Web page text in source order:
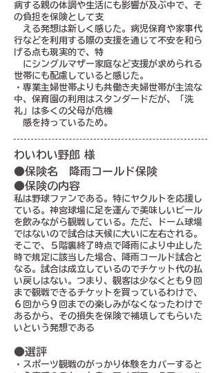
病する親の体調や生活にも影響が及ぶ中で、そ
の負担を保険として支
える発想は新しく感じた。病児保育や家事代
行などを利用する際の支援を通じて不安を和ら
げる点も現実的で、特
にシングルマザー家庭など支援が求められる
世帯にも配慮していると感じた。
・専業主婦世帯よりも共働き夫婦世帯が主流な
中、保育園の利用はスタンダードだが、「洗
礼」は多くの父母が危機
感を持っているため。
わいわい野郎 様
●保険名 降雨コールド保険
●保険の内容
私は野球ファンである。特にヤクルトを応援し
ている。神宮球場に足を運んで美味しいビール
を飲みながら観戦している。ただ、ドーム球場
ではないので試合は天候に大いに左右される。
そこで、５階裏終了時点で降雨により中止した
時で規定に該当した場合、降雨コールド試合と
なる。試合は成立しているのでチケット代の払
い戻しはない。つまり、観客は少なくとも９回
まで観戦できるチケットを買っているわけで、
６回から９回までの楽しみがなくなったわけで
あるから、その損失を保険で補填してもらいた
いという発想である
●選評
・スポーツ観戦のがっかり体験をカバーすると